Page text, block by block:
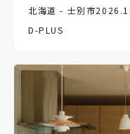
北海道 - 士別市
D-PLUS